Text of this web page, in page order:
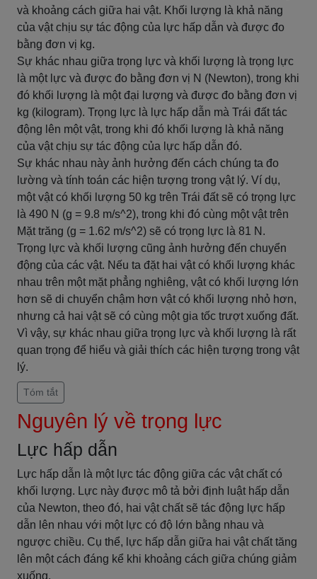
và khoảng cách giữa hai vật. Khối lượng là khả năng
của vật chịu sự tác động của lực hấp dẫn và được đo
bằng đơn vị kg.
Sự khác nhau giữa trọng lực và khối lượng là trọng lực
là một lực và được đo bằng đơn vị N (Newton), trong khi
đó khối lượng là một đại lượng và được đo bằng đơn vị
kg (kilogram). Trọng lực là lực hấp dẫn mà Trái đất tác
động lên một vật, trong khi đó khối lượng là khả năng
của vật chịu sự tác động của lực hấp dẫn đó.
Sự khác nhau này ảnh hưởng đến cách chúng ta đo
lường và tính toán các hiện tượng trong vật lý. Ví dụ,
một vật có khối lượng 50 kg trên Trái đất sẽ có trọng lực
là 490 N (g = 9.8 m/s^2), trong khi đó cùng một vật trên
Mặt trăng (g = 1.62 m/s^2) sẽ có trọng lực là 81 N.
Trọng lực và khối lượng cũng ảnh hưởng đến chuyển
động của các vật. Nếu ta đặt hai vật có khối lượng khác
nhau trên một mặt phẳng nghiêng, vật có khối lượng lớn
hơn sẽ di chuyển chậm hơn vật có khối lượng nhỏ hơn,
nhưng cả hai vật sẽ có cùng một gia tốc trượt xuống đất.
Vì vậy, sự khác nhau giữa trọng lực và khối lượng là rất
quan trọng để hiểu và giải thích các hiện tượng trong vật
lý.
Tóm tắt
Nguyên lý về trọng lực
Lực hấp dẫn
Lực hấp dẫn là một lực tác động giữa các vật chất có
khối lượng. Lực này được mô tả bởi định luật hấp dẫn
của Newton, theo đó, hai vật chất sẽ tác động lực hấp
dẫn lên nhau với một lực có độ lớn bằng nhau và
ngược chiều. Cụ thể, lực hấp dẫn giữa hai vật chất tăng
lên một cách đáng kể khi khoảng cách giữa chúng giảm
xuống.